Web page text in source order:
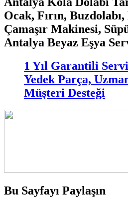
Ocak, Fırın,
Çamaşır Makinesi,
Antalya Beyaz Eşya
1 Yıl Garantili
Yedek Parça,
Müşteri Desteği
Bu Sayfayı Paylaşın